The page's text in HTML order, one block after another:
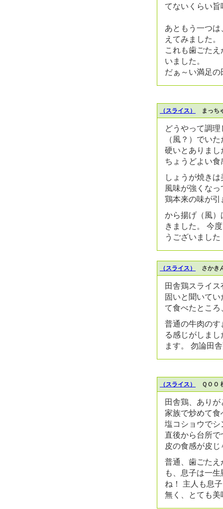
てないくらい
あともう一つ
えてみました。
これも歯ごた
いました。
だぁ～い満足
（スライス） まっち
どうやって調
（風？）でい
硬いとありま
ちょうどよい食
しょうが焼き
風味が強くな
鶏本来の味が
から揚げ（風
きました。 今
うございました
（スライス） さかき
田舎鶏スライ
固いと聞いて
て食べたとこ
普通の牛肉の
る感じがしま
ます。 勿論田
（スライス） ＱＯＯ
田舎鶏、あり
家族で炒めて食
塩コショウで
直後から台所
皮の食感が皮
普通、歯ごた
も、息子は一
ね！ 主人も息
無く、とても